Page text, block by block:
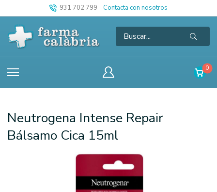
931 702 799 - Contacta con nosotros
0
Neutrogena Intense Repair
Bálsamo Cica 15ml